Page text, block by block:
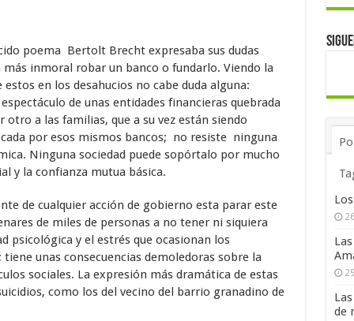
poema Bertolt Brecht expresaba sus dudas
más inmoral robar un banco o fundarlo. Viendo la
estos en los desahucios no cabe duda alguna:
de unas entidades financieras quebrada
a las familias, que a su vez están siendo
por esos mismos bancos; no resiste ninguna
Ninguna sociedad puede sopórtalo por mucho
y la confianza mutua básica.
de cualquier acción de gobierno esta parar este
de miles de personas a no tener ni siquiera
psicológica y el estrés que ocasionan los
unas consecuencias demoledoras sobre la
sociales. La expresión más dramática de estas
como los del vecino del barrio granadino de
de